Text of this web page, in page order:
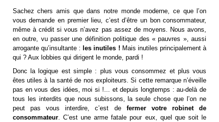
Sachez chers amis que dans notre monde moderne, ce que l’on
vous demande en premier lieu, c’est d’être un bon consommateur,
même à crédit si vous n’avez pas assez de moyens. Nous avons,
en outre, vu passer une définition politique des « pauvres », aussi
arrogante qu’insultante :les inutiles ! Mais inutiles principalement à
qui ? Aux lobbies qui dirigent le monde, pardi !
Donc la logique est simple : plus vous consommez et plus vous
êtes utiles à la santé de nos exploiteurs. Si cette remarque n’éveille
pas en vous des idées, moi si !... et depuis longtemps : au-delà de
tous les interdits que nous subissons, la seule chose que l’on ne
peut pas vous interdire, c’est de fermer votre robinet de
consommateur. C’est une arme fatale pour eux, quel que soit le